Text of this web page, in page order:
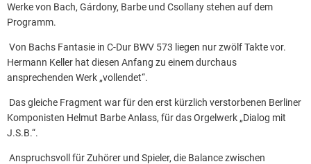
Werke von Bach, Gárdony, Barbe und Csollany stehen auf dem
Programm.
Von Bachs Fantasie in C-Dur BWV 573 liegen nur zwölf Takte vor.
Hermann Keller hat diesen Anfang zu einem durchaus
ansprechenden Werk „vollendet“.
Das gleiche Fragment war für den erst kürzlich verstorbenen Berliner
Komponisten Helmut Barbe Anlass, für das Orgelwerk „Dialog mit
J.S.B.“.
Anspruchsvoll für Zuhörer und Spieler, die Balance zwischen